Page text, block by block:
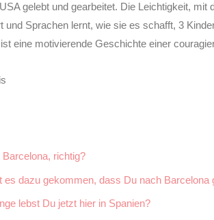
gelebt und gearbeitet. Die Leichtigkeit,
und Sprachen lernt, wie sie es schafft, 3
eine motivierende Geschichte einer
Barcelona, richtig?
es dazu gekommen, dass Du nach
lebst Du jetzt hier in Spanien?